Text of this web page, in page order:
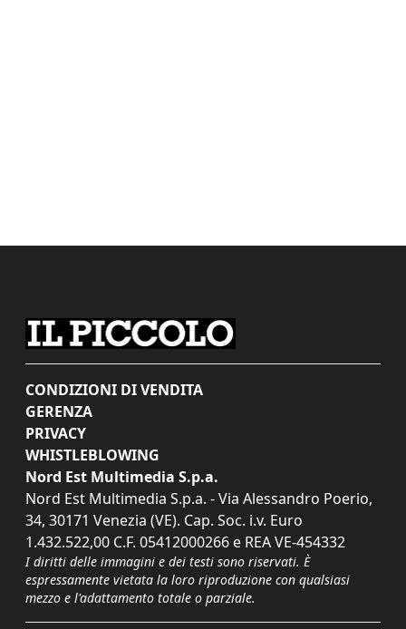
CONDIZIONI DI VENDITA
GERENZA
PRIVACY
WHISTLEBLOWING
Nord Est Multimedia S.p.a.
Nord Est Multimedia S.p.a. - Via Alessandro Poerio,
34, 30171 Venezia (VE). Cap. Soc. i.v. Euro
1.432.522,00 C.F. 05412000266 e REA VE-454332
I diritti delle immagini e dei testi sono riservati. È
espressamente vietata la loro riproduzione con qualsiasi
mezzo e l'adattamento totale o parziale.